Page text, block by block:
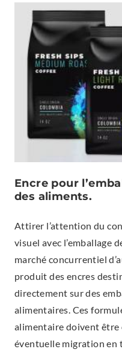
Encre pour
des aliments.
Attirer l’attention du
visuel avec l’emballage
marché concurrentiel
produit des encres
directement sur des
alimentaires. Ces
alimentaire doivent être
éventuelle migration en